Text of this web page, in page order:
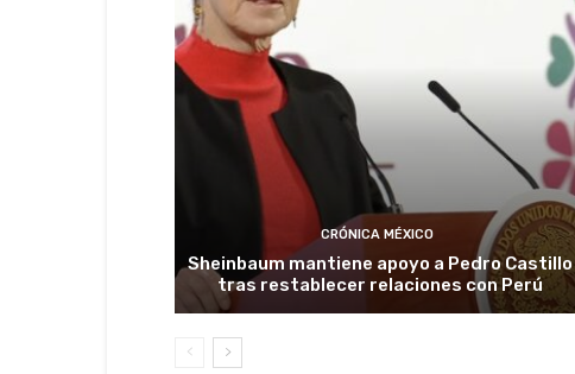
CRÓNICA MÉXICO
Sheinbaum mantiene apoyo a Pedro Castillo
tras restablecer relaciones con Perú